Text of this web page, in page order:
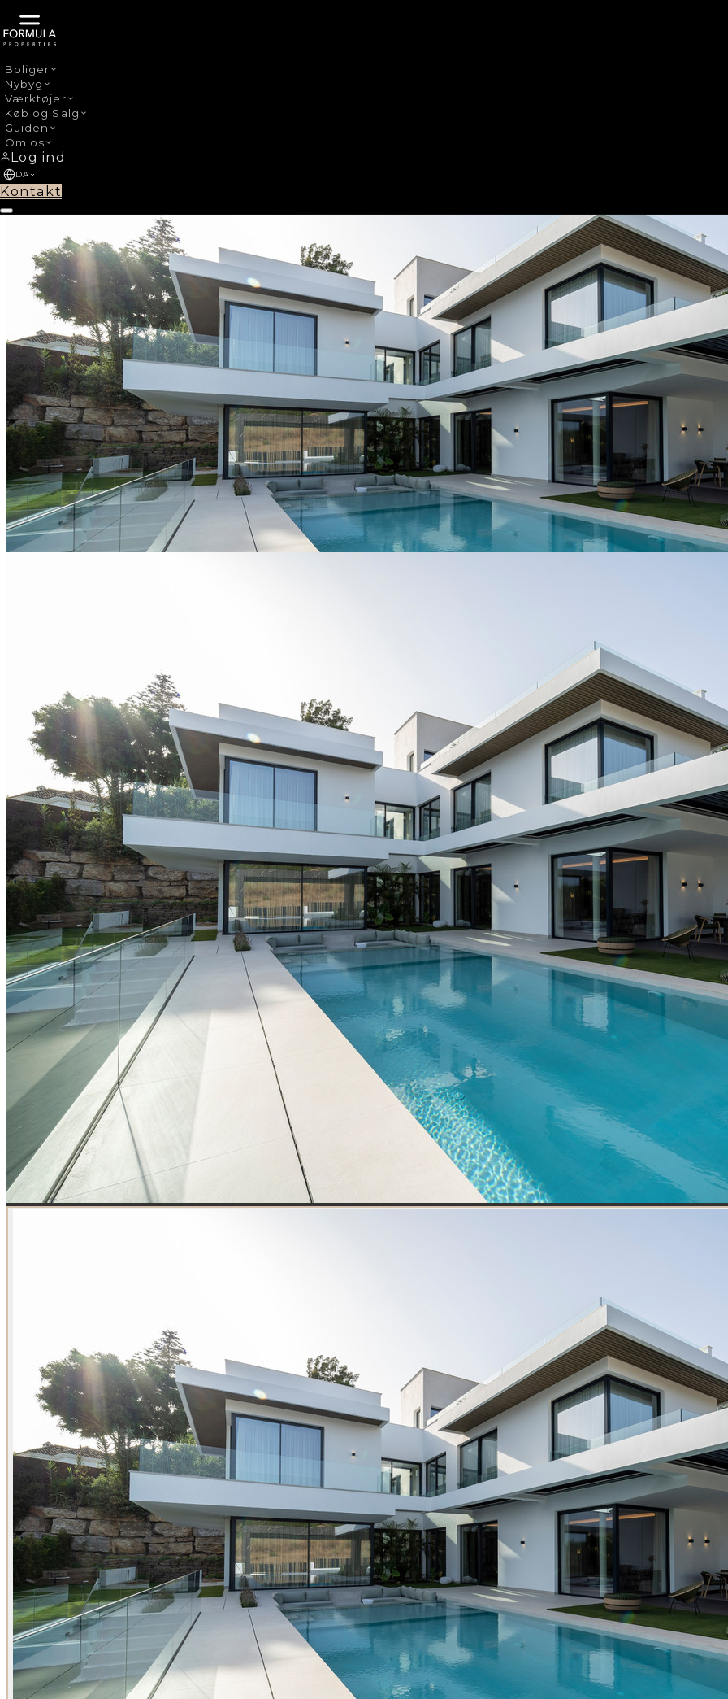
Boliger
Nybyg
Værktøjer
Køb og Salg
Guiden
Om os
Log ind
DA
Kontakt
Nybyg› El Paraiso